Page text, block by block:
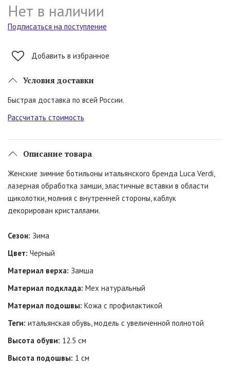
Нет в наличии
Подписаться на поступление
Добавить в избранное
Условия доставки
Быстрая доставка по всей России.
Рассчитать стоимость
Описание товара
Женские зимние ботильоны итальянского бренда Luca Verdi,
лазерная обработка замши, эластичные вставки в области
щиколотки, молния с внутренней стороны, каблук
декорирован кристаллами.
Сезон: Зима
Цвет: Черный
Материал верха: Замша
Материал подклада: Мех натуральный
Материал подошвы: Кожа с профилактикой
Теги: итальянская обувь, модель с увеличенной полнотой
Высота обуви: 12.5 см
Высота подошвы: 1 см